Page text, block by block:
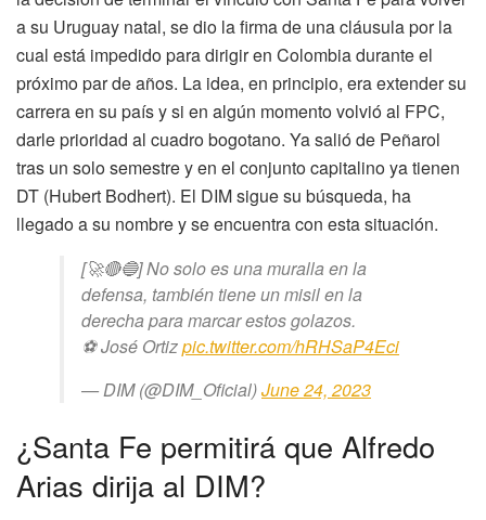
a su Uruguay natal, se dio la firma de una cláusula por la
cual está impedido para dirigir en Colombia durante el
próximo par de años. La idea, en principio, era extender su
carrera en su país y si en algún momento volvió al FPC,
darle prioridad al cuadro bogotano. Ya salió de Peñarol
tras un solo semestre y en el conjunto capitalino ya tienen
DT (Hubert Bodhert). El DIM sigue su búsqueda, ha
llegado a su nombre y se encuentra con esta situación.
[🚀🔴🔵] No solo es una muralla en la
defensa, también tiene un misil en la
derecha para marcar estos golazos.
⚽️ José Ortizpic.twitter.com/hRHSaP4Eci
— DIM (@DIM_Oficial)June 24, 2023
¿Santa Fe permitirá que Alfredo
Arias dirija al DIM?